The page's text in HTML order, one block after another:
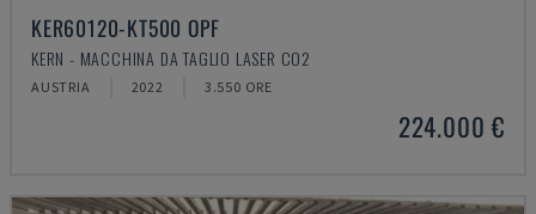
KER60120-KT500 OPF
KERN - MACCHINA DA TAGLIO LASER CO2
AUSTRIA 2022 3.550 ORE
224.000 €